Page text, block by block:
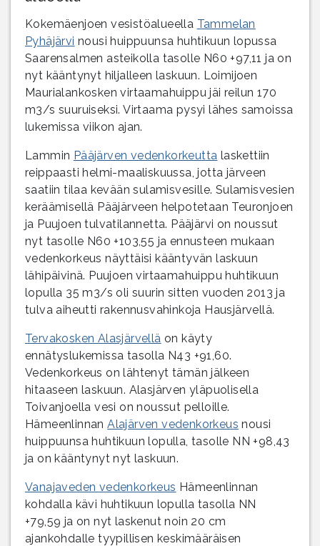
Kokemäenjoen vesistöalueella Tammelan
Pyhäjärvi nousi huippuunsa huhtikuun lopussa
Saarensalmen asteikolla tasolle N60 +97,11 ja on
nyt kääntynyt hiljalleen laskuun. Loimijoen
Maurialankosken virtaamahuippu jäi reilun 170
m3/s suuruiseksi. Virtaama pysyi lähes samoissa
lukemissa viikon ajan.
Lammin Pääjärven vedenkorkeutta laskettiin
reippaasti helmi-maaliskuussa, jotta järveen
saatiin tilaa kevään sulamisvesille. Sulamisvesien
keräämisellä Pääjärveen helpotetaan Teuronjoen
ja Puujoen tulvatilannetta. Pääjärvi on noussut
nyt tasolle N60 +103,55 ja ennusteen mukaan
vedenkorkeus näyttäisi kääntyvän laskuun
lähipäivinä. Puujoen virtaamahuippu huhtikuun
lopulla 35 m3/s oli suurin sitten vuoden 2013 ja
tulva aiheutti rakennusvahinkoja Hausjärvellä.
Tervakosken Alasjärvellä on käyty
ennätyslukemissa tasolla N43 +91,60.
Vedenkorkeus on lähtenyt tämän jälkeen
hitaaseen laskuun. Alasjärven yläpuolisella
Toivanjoella vesi on noussut pelloille.
HämeenlinnanAlajärven vedenkorkeus nousi
huippuunsa huhtikuun lopulla, tasolle NN +98,43
ja on kääntynyt nyt laskuun.
Vanajaveden vedenkorkeus Hämeenlinnan
kohdalla kävi huhtikuun lopulla tasolla NN
+79,59 ja on nyt laskenut noin 20 cm
ajankohdalle tyypillisen keskimääräisen